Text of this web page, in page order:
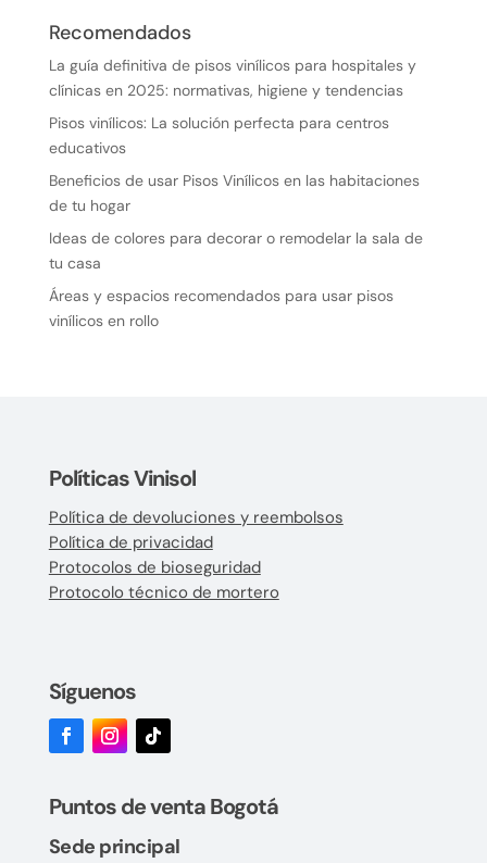
Recomendados
La guía definitiva de pisos vinílicos para hospitales y
clínicas en 2025: normativas, higiene y tendencias
Pisos vinílicos: La solución perfecta para centros
educativos
Beneficios de usar Pisos Vinílicos en las habitaciones
de tu hogar
Ideas de colores para decorar o remodelar la sala de
tu casa
Áreas y espacios recomendados para usar pisos
vinílicos en rollo
Políticas Vinisol
Política de devoluciones y reembolsos
Política de privacidad
Protocolos de bioseguridad
Protocolo técnico de mortero
Síguenos
Puntos de venta Bogotá
Sede principal